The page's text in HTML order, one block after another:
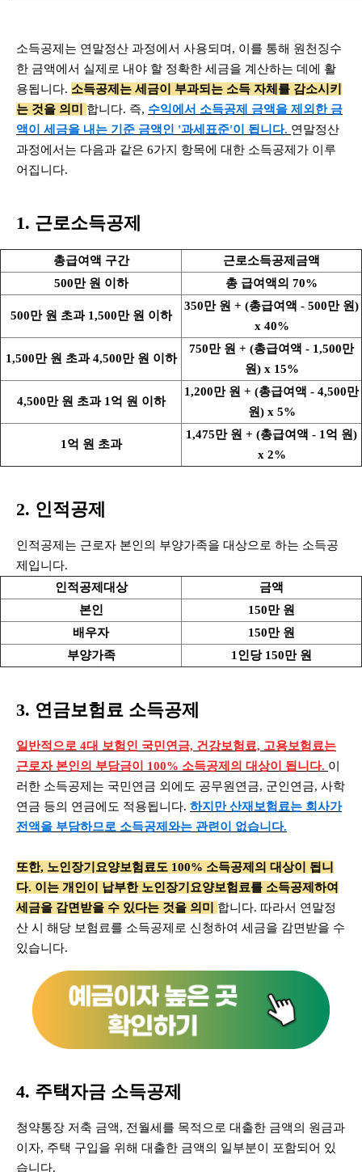
소득공제는 연말정산 과정에서 사용되며, 이를 통해 원천징수
한 금액에서 실제로 내야 할 정확한 세금을 계산하는 데에 활
용됩니다. 소득공제는 세금이 부과되는 소득 자체를 감소시키
는 것을 의미 합니다. 즉, 수익에서 소득공제 금액을 제외한 금
액이 세금을 내는 기준 금액인 '과세표준'이 됩니다. 연말정산
과정에서는 다음과 같은 6가지 항목에 대한 소득공제가 이루
어집니다.
1. 근로소득공제
총급여액 구간
근로소득공제금액
500만 원 이하
총 급여액의 70%
500만 원 초과 1,500만 원 이하
350만 원 + (총급여액 - 500만 원)
x 40%
1,500만 원 초과 4,500만 원 이하
750만 원 + (총급여액 - 1,500만
원) x 15%
4,500만 원 초과 1억 원 이하
1,200만 원 + (총급여액 - 4,500만
원) x 5%
1억 원 초과
1,475만 원 + (총급여액 - 1억 원)
x 2%
2. 인적공제
인적공제는 근로자 본인의 부양가족을 대상으로 하는 소득공
제입니다.
인적공제대상
금액
본인
150만 원
배우자
150만 원
부양가족
1인당 150만 원
3. 연금보험료 소득공제
일반적으로 4대 보험인 국민연금, 건강보험료, 고용보험료는
근로자 본인의 부담금이 100% 소득공제의 대상이 됩니다. 이
러한 소득공제는 국민연금 외에도 공무원연금, 군인연금, 사학
연금 등의 연금에도 적용됩니다. 하지만 산재보험료는 회사가
전액을 부담하므로 소득공제와는 관련이 없습니다.
또한, 노인장기요양보험료도 100% 소득공제의 대상이 됩니
다. 이는 개인이 납부한 노인장기요양보험료를 소득공제하여
세금을 감면받을 수 있다는 것을 의미 합니다. 따라서 연말정
산 시 해당 보험료를 소득공제로 신청하여 세금을 감면받을 수
있습니다.
4. 주택자금 소득공제
청약통장 저축 금액, 전월세를 목적으로 대출한 금액의 원금과
이자, 주택 구입을 위해 대출한 금액의 일부분이 포함되어 있
습니다.